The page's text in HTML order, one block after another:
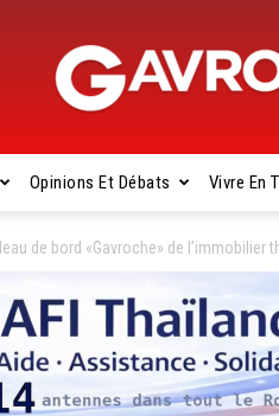
Opinions Et Débats Vivre En
de bord «Gavroche» de l’immobilier